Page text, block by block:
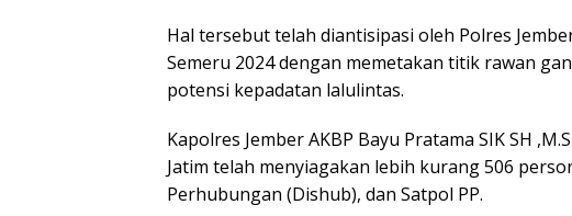
Hal tersebut telah diantisipasi oleh Polres
Semeru 2024 dengan memetakan titik rawan
potensi kepadatan lalulintas.
Kapolres Jember AKBP Bayu Pratama SIK SH
Jatim telah menyiagakan lebih kurang 506
Perhubungan (Dishub), dan Satpol PP.